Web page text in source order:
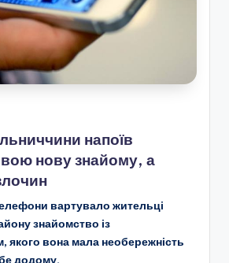
напоїв
нову знайому, а
вартувало жительці
знайомство із
якого вона мала необережність
додому.